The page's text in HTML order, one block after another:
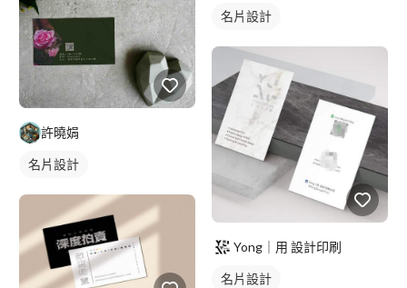
許曉娟
名片設計
名片設計
Yong｜用 設計印刷
名片設計